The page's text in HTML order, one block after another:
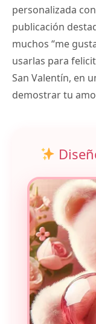
personalizada
publicación
muchos “me
usarlas para
San Valentín, en
demostrar tu